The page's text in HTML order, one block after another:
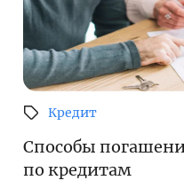
Кредит
Способы
по кредитам